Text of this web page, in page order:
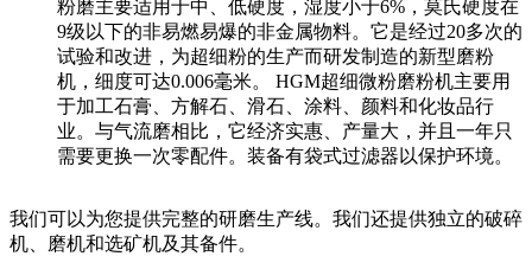
粉磨主要适用于中、低硬度，湿度小于6%，莫氏硬度在
9级以下的非易燃易爆的非金属物料。它是经过20多次的
试验和改进，为超细粉的生产而研发制造的新型磨粉
机，细度可达0.006毫米。 HGM超细微粉磨粉机主要用
于加工石膏、方解石、滑石、涂料、颜料和化妆品行
业。与气流磨相比，它经济实惠、产量大，并且一年只
需要更换一次零配件。装备有袋式过滤器以保护环境。
我们可以为您提供完整的研磨生产线。我们还提供独立的破碎
机、磨机和选矿机及其备件。